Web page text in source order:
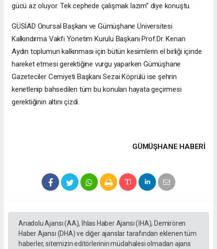
gücü az oluyor. Tek cephede çalışmak lazım” diye konuştu.
GÜSİAD Onursal Başkanı ve Gümüşhane Üniversitesi
Kalkındırma Vakfı Yönetim Kurulu Başkanı Prof.Dr. Kenan
Aydın toplumun kalkınması için bütün kesimlerin el birliği içinde
hareket etmesi gerektiğine vurgu yaparken Gümüşhane
Gazeteciler Cemiyeti Başkanı Sezai Köprülü ise şehrin
kenetlenip bahsedilen tüm bu konuları hayata geçirmesi
gerektiğinin altını çizdi.
GÜMÜŞHANE HABERİ
Anadolu Ajansı (AA), İhlas Haber Ajansı (İHA), Demirören
Haber Ajansı (DHA) ve diğer ajanslar tarafından eklenen tüm
haberler, sitemizin editörlerinin müdahalesi olmadan ajans